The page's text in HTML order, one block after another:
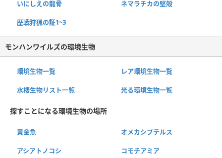
いにしえの龍骨 ネマラチカの堅殻
歴戦狩猟の証1~3
モンハンワイルズの環境生物
環境生物一覧 レア環境生物一覧
水棲生物リスト一覧 光る環境生物一覧
探すことになる環境生物の場所
黄金魚 オメカシプテルス
アシアトノコシ コモチアミア